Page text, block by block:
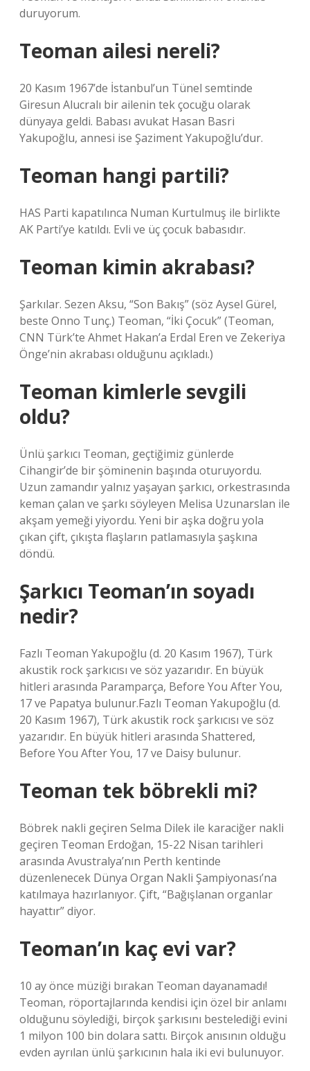
duruyorum.
Teoman ailesi nereli?
20 Kasım 1967’de İstanbul’un Tünel semtinde
Giresun Alucralı bir ailenin tek çocuğu olarak
dünyaya geldi. Babası avukat Hasan Basri
Yakupoğlu, annesi ise Şaziment Yakupoğlu’dur.
Teoman hangi partili?
HAS Parti kapatılınca Numan Kurtulmuş ile birlikte
AK Parti’ye katıldı. Evli ve üç çocuk babasıdır.
Teoman kimin akrabası?
Şarkılar. Sezen Aksu, “Son Bakış” (söz Aysel Gürel,
beste Onno Tunç.) Teoman, “İki Çocuk” (Teoman,
CNN Türk’te Ahmet Hakan’a Erdal Eren ve Zekeriya
Önge’nin akrabası olduğunu açıkladı.)
Teoman kimlerle sevgili
oldu?
Ünlü şarkıcı Teoman, geçtiğimiz günlerde
Cihangir’de bir şöminenin başında oturuyordu.
Uzun zamandır yalnız yaşayan şarkıcı, orkestrasında
keman çalan ve şarkı söyleyen Melisa Uzunarslan ile
akşam yemeği yiyordu. Yeni bir aşka doğru yola
çıkan çift, çıkışta flaşların patlamasıyla şaşkına
döndü.
Şarkıcı Teoman’ın soyadı
nedir?
Fazlı Teoman Yakupoğlu (d. 20 Kasım 1967), Türk
akustik rock şarkıcısı ve söz yazarıdır. En büyük
hitleri arasında Paramparça, Before You After You,
17 ve Papatya bulunur.Fazlı Teoman Yakupoğlu (d.
20 Kasım 1967), Türk akustik rock şarkıcısı ve söz
yazarıdır. En büyük hitleri arasında Shattered,
Before You After You, 17 ve Daisy bulunur.
Teoman tek böbrekli mi?
Böbrek nakli geçiren Selma Dilek ile karaciğer nakli
geçiren Teoman Erdoğan, 15-22 Nisan tarihleri ​​
arasında Avustralya’nın Perth kentinde
düzenlenecek Dünya Organ Nakli Şampiyonası’na
katılmaya hazırlanıyor. Çift, “Bağışlanan organlar
hayattır” diyor.
Teoman’ın kaç evi var?
10 ay önce müziği bırakan Teoman dayanamadı!
Teoman, röportajlarında kendisi için özel bir anlamı
olduğunu söylediği, birçok şarkısını bestelediği evini
1 milyon 100 bin dolara sattı. Birçok anısının olduğu
evden ayrılan ünlü şarkıcının hala iki evi bulunuyor.